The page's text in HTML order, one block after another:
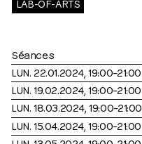
Séances
LUN. 22.01.2024, 19:00⁠–⁠21:00
LUN. 19.02.2024, 19:00⁠–⁠21:00
LUN. 18.03.2024, 19:00⁠–⁠21:00
LUN. 15.04.2024, 19:00⁠–⁠21:00